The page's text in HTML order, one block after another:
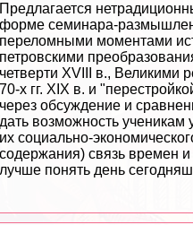
Предлагается
форме семинара-
переломными моментами
петровскими
четверти XVIII в., Великими
70-х гг. XIX в. и
через обсуждение и
дать возможность ученикам
их социально-
содержания) связь времен
лучше понять день